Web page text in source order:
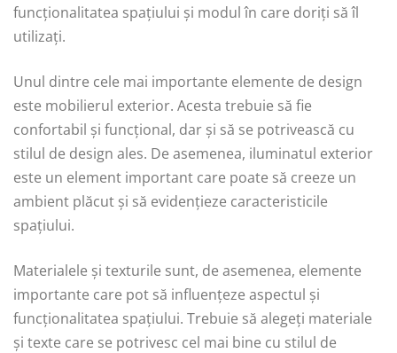
funcționalitatea spațiului și modul în care doriți să îl
utilizați.
Unul dintre cele mai importante elemente de design
este mobilierul exterior. Acesta trebuie să fie
confortabil și funcțional, dar și să se potrivească cu
stilul de design ales. De asemenea, iluminatul exterior
este un element important care poate să creeze un
ambient plăcut și să evidențieze caracteristicile
spațiului.
Materialele și texturile sunt, de asemenea, elemente
importante care pot să influențeze aspectul și
funcționalitatea spațiului. Trebuie să alegeți materiale
și texte care se potrivesc cel mai bine cu stilul de